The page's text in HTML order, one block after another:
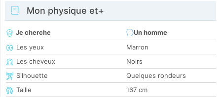
Mon physique et+
Je cherche
Un homme
Les yeux
Marron
Les cheveux
Noirs
Silhouette
Quelques rondeurs
Taille
167 cm